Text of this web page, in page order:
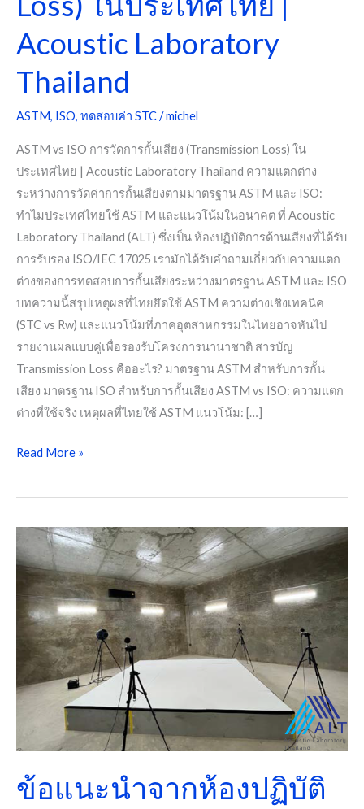
Acoustic Laboratory
Thailand
ASTM, ISO, ทดสอบค่า STC/michel
ASTM vs ISO การวัดการกั้นเสียง (Transmission Loss) ใน
ประเทศไทย | Acoustic Laboratory Thailand ความแตกต่าง
ระหว่างการวัดค่าการกั้นเสียงตามมาตรฐาน ASTM และ ISO:
ทำไมประเทศไทยใช้ ASTM และแนวโน้มในอนาคต ที่ Acoustic
Laboratory Thailand (ALT) ซึ่งเป็น ห้องปฏิบัติการด้านเสียงที่ได้รับ
การรับรอง ISO/IEC 17025 เรามักได้รับคำถามเกี่ยวกับความแตก
ต่างของการทดสอบการกั้นเสียงระหว่างมาตรฐาน ASTM และ ISO
บทความนี้สรุปเหตุผลที่ไทยยึดใช้ ASTM ความต่างเชิงเทคนิค
(STC vs Rw) และแนวโน้มที่ภาคอุตสาหกรรมในไทยอาจหันไป
รายงานผลแบบคู่เพื่อรองรับโครงการนานาชาติ สารบัญ
Transmission Loss คืออะไร? มาตรฐาน ASTM สำหรับการกั้น
เสียง มาตรฐาน ISO สำหรับการกั้นเสียง ASTM vs ISO: ความแตก
ต่างที่ใช้จริง เหตุผลที่ไทยใช้ ASTM แนวโน้ม: […]
Thailand
Read More »
ข้อแนะนำจากห้องปฏิบัติ
แนะนำ
จาก
ห้อง
ปฏิบัติ
การ
ค่า
การ